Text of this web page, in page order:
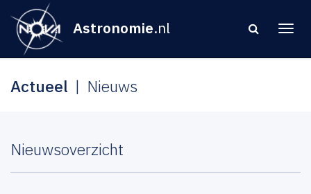
Astronomie.nl
Actueel Nieuws
Nieuwsoverzicht